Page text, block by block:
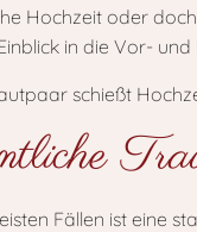
Hochzeit oder
in die Vor-
Fällen ist eine